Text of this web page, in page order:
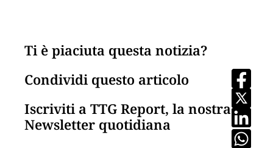
Ti è piaciuta questa notizia?
Condividi questo articolo
Iscriviti a TTG Report, la nostra
Newsletter quotidiana